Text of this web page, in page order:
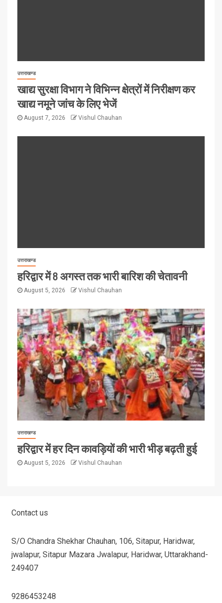
उत्तराखण्ड
खाद्य सुरक्षा विभाग ने विभिन्न क्षेत्रों में निरीक्षण कर
खाद्य नमूने जांच के लिए भेजें
August 7, 2026 Vishul Chauhan
उत्तराखण्ड
हरिद्वार में 8 अगस्त तक भारी बारिश की चेतावनी
August 5, 2026 Vishul Chauhan
उत्तराखण्ड
हरिद्वार में हर दिन कावड़ियों की भारी भीड़ बढ़ती हुई
August 5, 2026 Vishul Chauhan
Contact us
S/O Chandra Shekhar Chauhan, 106, Sitapur, Haridwar,
jwalapur, Sitapur Mazara Jwalapur, Haridwar, Uttarakhand-
249407
9286453248